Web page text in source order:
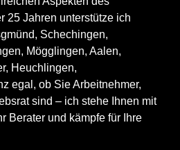
25 Jahren unterstütze ich
Schechingen,
Mögglingen, Aalen,
Heuchlingen,
egal, ob Sie Arbeitnehmer,
sind – ich stehe Ihnen mit
Berater und kämpfe für Ihre